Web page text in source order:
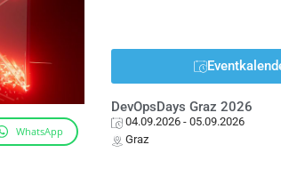
WhatsApp
DevOpsDays Graz 2026
04.09.2026 - 05.09.2026
Graz